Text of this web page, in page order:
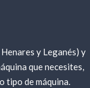
y Leganés) y
que necesites,
tipo de máquina.